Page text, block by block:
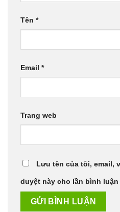
Tên *
Email *
Trang web
Lưu tên của tôi, email,
duyệt này cho lần bình